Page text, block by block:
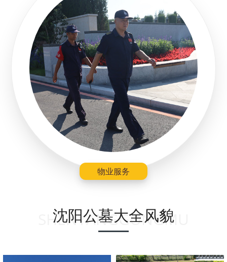
物业服务
沈阳公墓大全风貌
SHENYANGGONGMU